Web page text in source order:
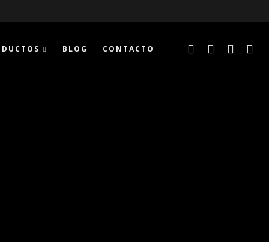
BLOG CONTACTO